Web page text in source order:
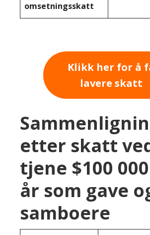
omsetningsskatt
Klikk her for å
lavere skatt
etter skatt
tjene $100
år som gave
samboere